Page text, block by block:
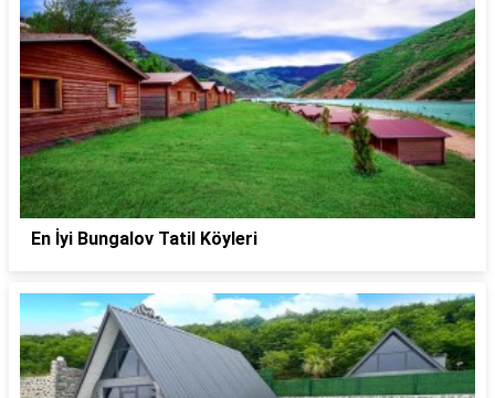
En İyi Bungalov Tatil Köyleri